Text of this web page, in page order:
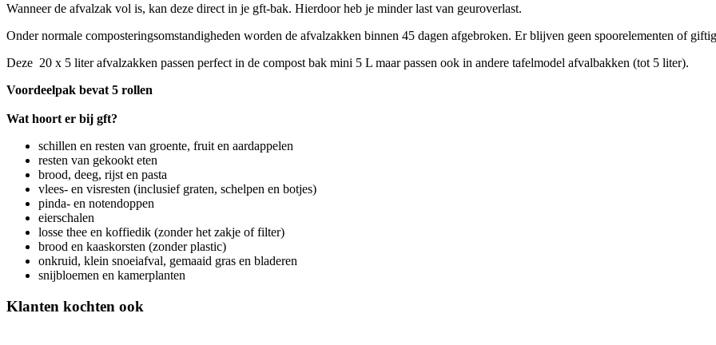
Wanneer de afvalzak vol is, kan deze direct in je gft-bak. Hierdoor heb je minder last van geuroverlast.
Onder normale composteringsomstandigheden worden de afvalzakken binnen 45 dagen afgebroken. Er blijven geen spoorelementen of
Deze 20 x 5 liter afvalzakken passen perfect in de compost bak mini 5 L maar passen ook in andere tafelmodel afvalbakken (tot 5 liter).
Voordeelpak bevat 5 rollen
Wat hoort er bij gft?
schillen en resten van groente, fruit en aardappelen
resten van gekookt eten
brood, deeg, rijst en pasta
vlees- en visresten (inclusief graten, schelpen en botjes)
pinda- en notendoppen
eierschalen
losse thee en koffiedik (zonder het zakje of filter)
brood en kaaskorsten (zonder plastic)
onkruid, klein snoeiafval, gemaaid gras en bladeren
snijbloemen en kamerplanten
Klanten kochten ook